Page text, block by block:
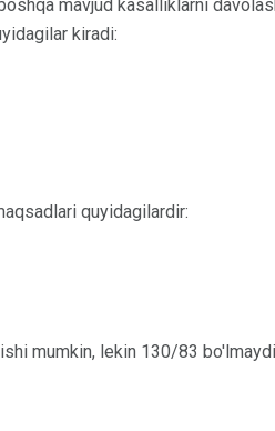
mavjud kasalliklarni
kiradi:
quyidagilardir:
mumkin, lekin 130/83